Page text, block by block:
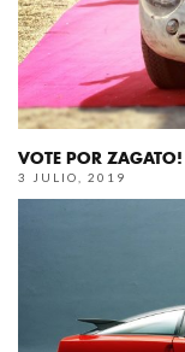
VOTE POR ZAGATO!
3 JULIO, 2019